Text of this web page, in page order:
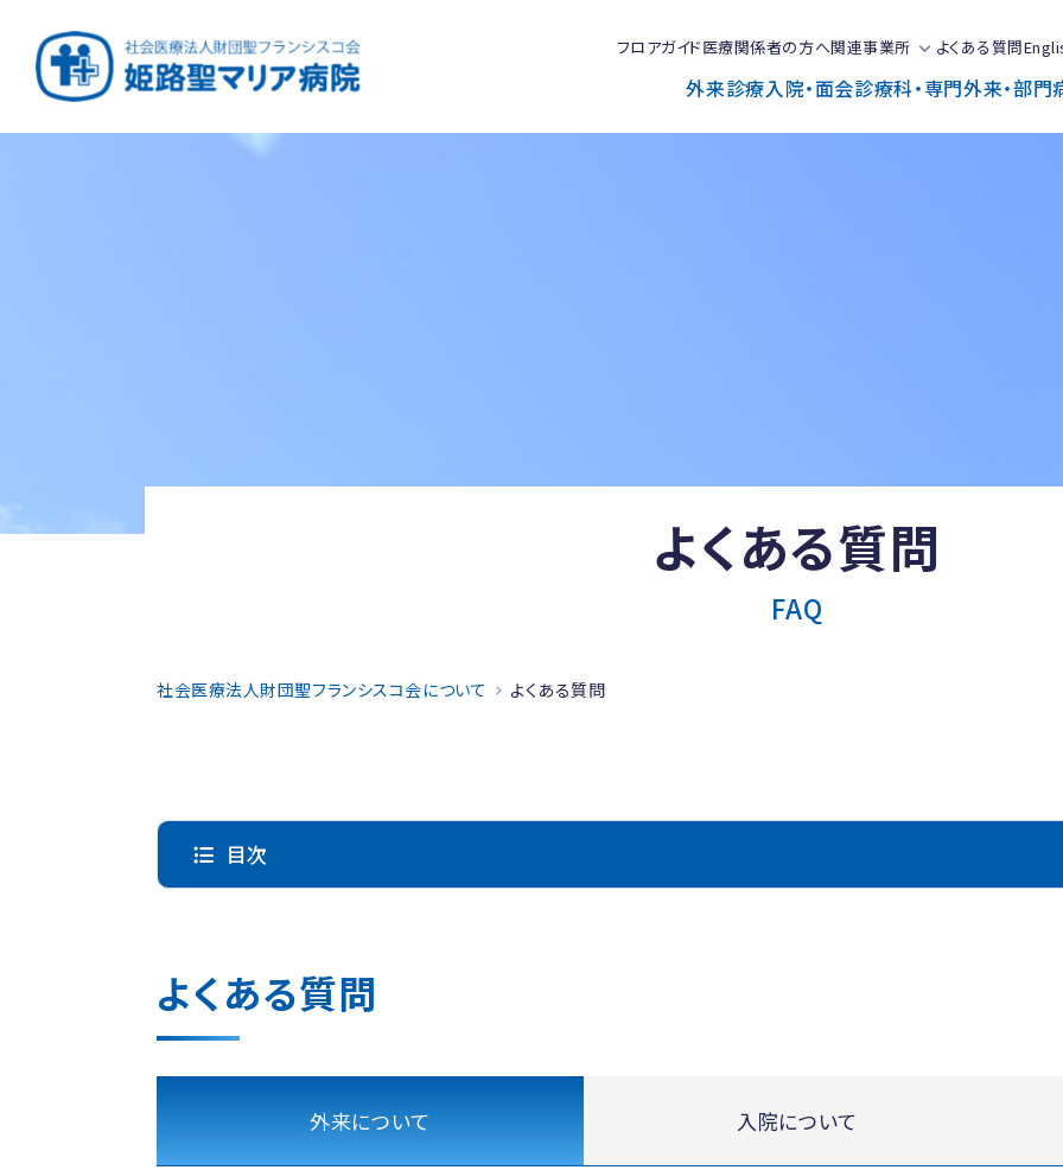
フロアガイド医療関係者の方へ関連事業所 よくある質問
外来診療入院・面会診療科・専門外来・部門
よくある質問
FAQ
社会医療法人財団聖フランシスコ会について よくある質問
目次
よくある質問
外来について 入院について